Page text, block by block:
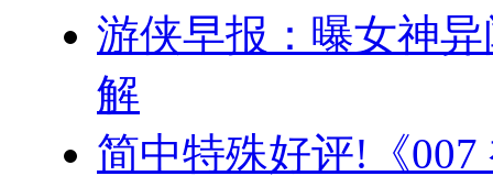
游侠早报：曝女神
解
简中特殊好评!《007